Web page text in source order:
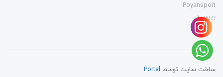
Poyansport
بپرسید
ساخت سایت توسط Portal